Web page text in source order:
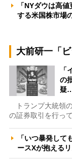
「NYダウは高
する米国株市
大前研一「
の
疑
トランプ大統領
の証券取引を行っ
「いつ暴発し
ースXが抱える